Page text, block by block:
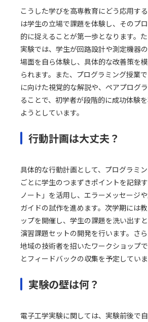
こうした学びを高専教育にどう応用す
は学生の立場で課題を体験し、そのプ
的に捉えることが第一歩となります。
実験では、学生が回路設計や測定機器
場面を自ら体験し、具体的な改善策を
られます。また、プログラミング授業
に向けた視覚的な解説や、ペアプログ
ることで、初学者が段階的に成功体験
ようとしています。
行動計画は大丈夫？
具体的な行動計画として、プログラミ
ごとに学生のつまずきポイントを記録
ノート」を活用し、エラーメッセージ
ガイドの試作を進めます。次学期には
ップを開催し、学生の課題を洗い出す
演習課題セットの開発を行います。さ
地域の技術者を招いたワークショップ
とフィードバックの収集を予定していま
実験の壁は何？
電子工学実験に関しては、実験前後で